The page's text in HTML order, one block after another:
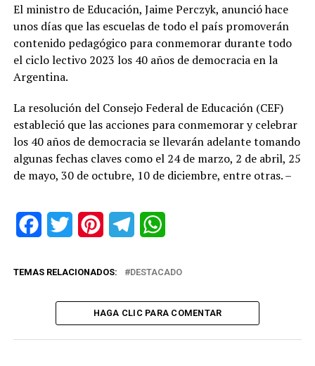
El ministro de Educación, Jaime Perczyk, anunció hace
unos días que las escuelas de todo el país promoverán
contenido pedagógico para conmemorar durante todo
el ciclo lectivo 2023 los 40 años de democracia en la
Argentina.
La resolución del Consejo Federal de Educación (CEF)
estableció que las acciones para conmemorar y celebrar
los 40 años de democracia se llevarán adelante tomando
algunas fechas claves como el 24 de marzo, 2 de abril, 25
de mayo, 30 de octubre, 10 de diciembre, entre otras. –
FacebookTwitter PinterestTelegram
TEMAS RELACIONADOS: DESTACADO
HAGA CLIC PARA COMENTAR